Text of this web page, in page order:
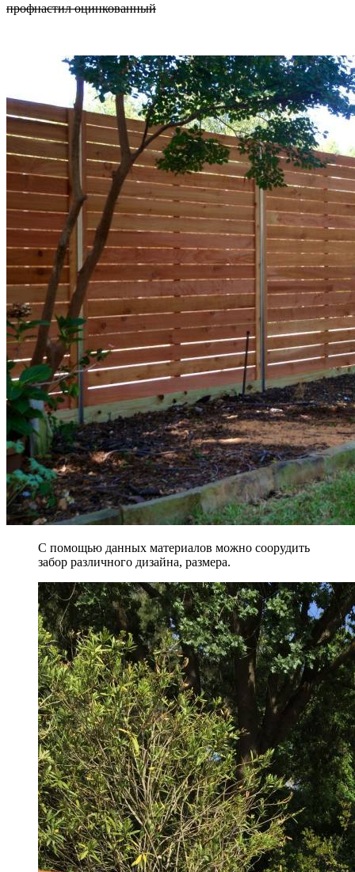
профнастил оцинкованный
С помощью данных материалов можно соорудить
забор различного дизайна, размера.